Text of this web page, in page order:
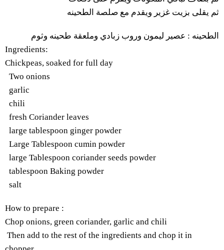
ثم يقلى بزيت غزير ويقدم مع صلصة الطحينه
الطحينه : عصير ليمون وروب زبادي وملعقة طحينه وثوم
Ingredients:
Chickpeas, soaked for full day
Two onions
garlic
chili
fresh Coriander leaves
large tablespoon ginger powder
Large Tablespoon cumin powder
large Tablespoon coriander seeds powder
tablespoon Baking powder
salt
How to prepare :
Chop onions, green coriander, garlic and chili
Then add to the rest of the ingredients and chop it in